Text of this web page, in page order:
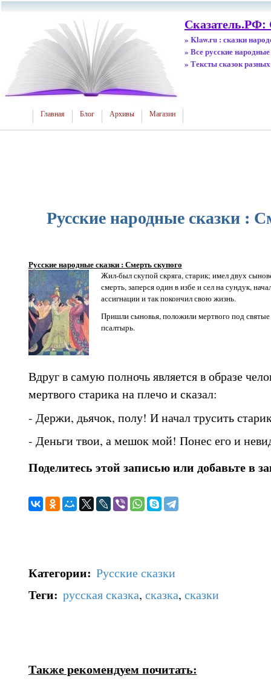
Сказатель.РФ:
» Klaw.ru : сказки
» Все русские народные
» Тексты сказок
Главная Блог Архивы Магазин
Русские народные сказки :
Русские народные сказки : Смерть скупого
Жил-был скупой скряга, старик; имел двух
смерть, заперся один в избе и сел на сундук,
ассигнации и так покончил свою жизнь.
Пришли сыновья, положили мертвого под святые
псалтырь.
Вдруг в самую полночь является в образе
мертвого старика на плечо и сказал:
- Держи, дьячок, полу! И начал трусить
- Деньги твои, а мешок мой! Понес его и
Поделитесь этой записью или добавьте в
Категории: Русские сказки
Теги: русская сказка, сказка, сказки
Также рекомендуем почитать: